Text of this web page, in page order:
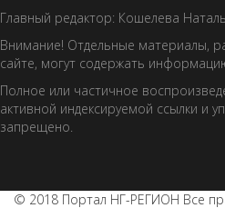
Главный редактор: Кошелева
Внимание! Отдельные материалы,
сайте, могут содержать
Полное или частичное
активной индексируемой ссылки и
запрещено.
© 2018 Портал НГ-РЕГИОН Все